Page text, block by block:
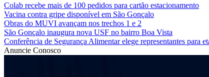
Colab recebe mais de 100 pedidos para cartão estacionamento
Vacina contra gripe disponível em São Gonçalo
Obras do MUVI avançam nos trechos 1 e 2
São Gonçalo inaugura nova USF no bairro Boa Vista
Conferência de Segurança Alimentar elege representantes para
Anuncie Conosco